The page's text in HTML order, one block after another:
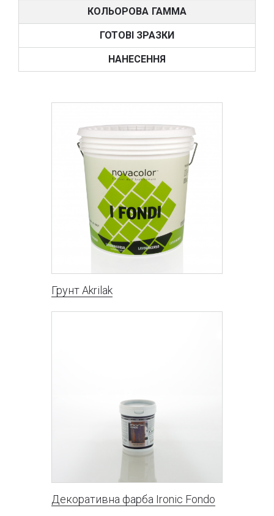
КОЛЬОРОВА ГАММА
ГОТОВІ ЗРАЗКИ
НАНЕСЕННЯ
Грунт Akrilak
Декоративна фарба Ironic Fondo